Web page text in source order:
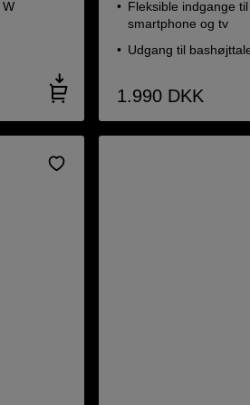
W
Fleksible indgange til
smartphone og tv
Udgang til
1.990 DKK